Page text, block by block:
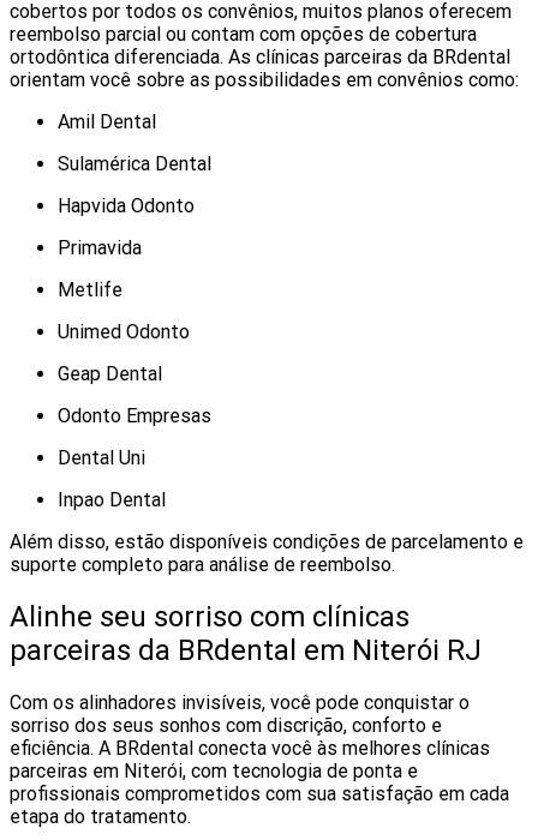
cobertos por todos os convênios, muitos planos oferecem
reembolso parcial ou contam com opções de cobertura
ortodôntica diferenciada. As clínicas parceiras da BRdental
orientam você sobre as possibilidades em convênios como:
Amil Dental
Sulamérica Dental
Hapvida Odonto
Primavida
Metlife
Unimed Odonto
Geap Dental
Odonto Empresas
Dental Uni
Inpao Dental
Além disso, estão disponíveis condições de parcelamento e
suporte completo para análise de reembolso.
Alinhe seu sorriso com clínicas
parceiras da BRdental em Niterói RJ
Com os alinhadores invisíveis, você pode conquistar o
sorriso dos seus sonhos com discrição, conforto e
eficiência. A BRdental conecta você às melhores clínicas
parceiras em Niterói, com tecnologia de ponta e
profissionais comprometidos com sua satisfação em cada
etapa do tratamento.